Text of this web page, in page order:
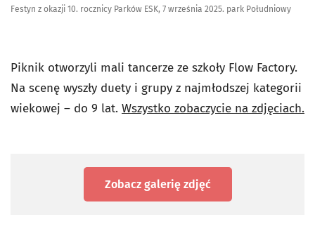
Festyn z okazji 10. rocznicy Parków ESK, 7 września 2025. park Południowy
Piknik otworzyli mali tancerze ze szkoły Flow Factory.
Na scenę wyszły duety i grupy z najmłodszej kategorii
wiekowej – do 9 lat. Wszystko zobaczycie na zdjęciach.
Zobacz galerię zdjęć